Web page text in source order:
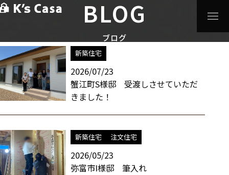
BLOG
ブログ
蟹江町注文住宅
新築住宅
2026/07/23
蟹江町S様邸 受渡しさせていただ
きました！
新築住宅 注文住宅
2026/05/23
弥富市I様邸 筆入れ